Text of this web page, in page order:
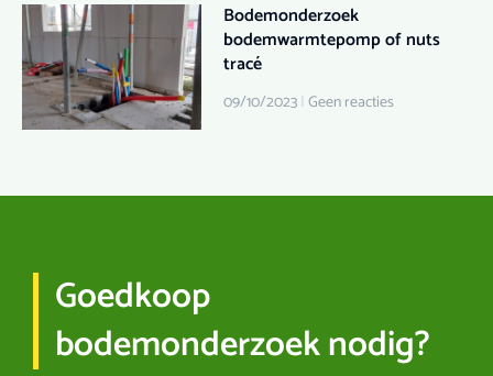
Bodemonderzoek
bodemwarmtepomp of nuts
tracé
09/10/2023 Geen reacties
Goedkoop
bodemonderzoek nodig?